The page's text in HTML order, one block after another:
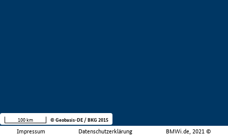
Impressum Datenschutzerklärung BMWi.de, 2021 ©
100 km © Geobasis-DE / BKG 2015